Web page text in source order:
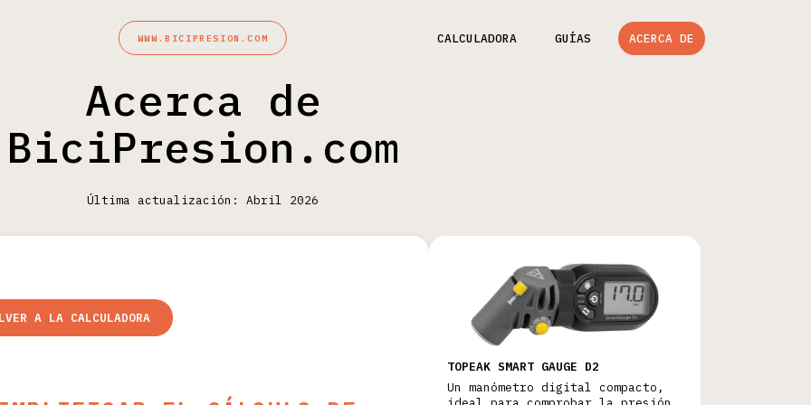
WWW.BICIPRESION.COM CALCULADORA GUÍAS ACERCA DE
Acerca de
BiciPresion.com
Última actualización: Abril 2026
A LA CALCULADORA
TOPEAK SMART GAUGE D2
Un manómetro digital compacto,